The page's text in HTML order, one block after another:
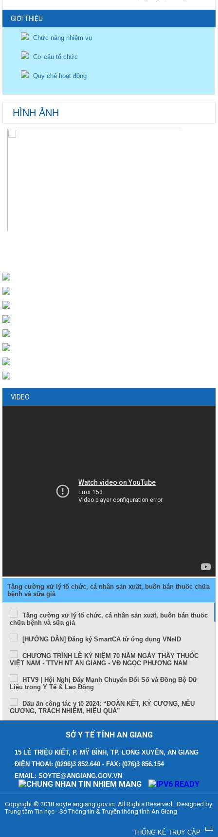
GIỚI THIỆU
Chức năng nhiệm vụ
Cơ cấu tổ chức
Quy chế hoạt động
HÌNH ẢNH
VIDEO
Tăng cường xử lý tổ chức, cá nhân sản xuất, buôn bán thuốc chữa
bệnh và sữa giả
Tăng cường xử lý tổ chức, cá nhân sản xuất, buôn bán thuốc
chữa bệnh và sữa giả
[HƯỚNG DẪN] Đăng ký SmartCA từ ứng dụng VNeID
CHƯƠNG TRÌNH LỄ KỶ NIỆM 70 NĂM NGÀY THẦY THUỐC
VIỆT NAM - TTVH NT AN GIANG - VĐ NGỌC PHƯƠNG NAM
HTV9 | Hội Nghị Đẩy Mạnh Chuyển Đổi Số và Đồng Bộ Dữ
Liệu trong Y Tế & Lao Động
Dấu ấn công tác y tế 2024: “ĐOÀN KẾT, KỶ CƯƠNG, NÊU
GƯƠNG, TRÁCH NHIỆM, HIỆU QUẢ”
tiến bộ trong tiếp cận, điều trị hiện nay
TUẦN LỄ THẾ GIỚI NUÔI CON BẰNG SỮA MẸ (1 – 7/8/2024)
Thông điệp phòng, chống bệnh bạch hầu
Những điểm mới trong Luật Khám bệnh, chữa bệnh (sửa đổi)
năm 2023
SỞ Y TẾ TỈNH AN GIANG
15 LÊ TRIỆU KIẾT, P. MỸ BÌNH, TP. LONG XUYÊN, AN GIANG
ĐIỆN THOẠI: (0296)3 852.640 - FAX: (076)3 856.154
EMAIL: SOYTE@ANGIANG.GOV.VN
Copyright © 2018 soyte.angiang.gov.vn. All Rights Reserved . Designed by
Trung tâm Tin học - Sở Thông tin & Truyền thông tỉnh An Giang
THỐNG KÊ TRUY CẬP